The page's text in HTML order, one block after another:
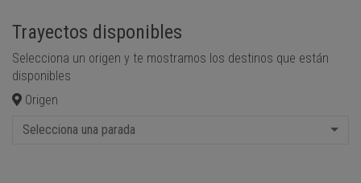
Trayectos disponibles
Selecciona un origen y te mostramos los destinos que están
disponibles
Origen
Selecciona una parada